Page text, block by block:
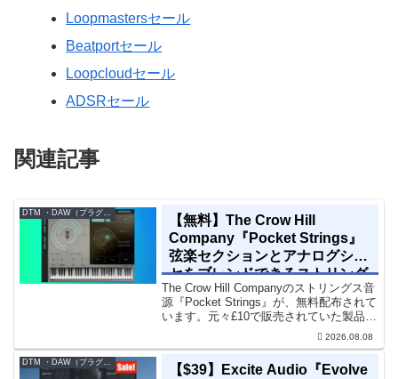
Loopmastersセール
Beatportセール
Loopcloudセール
ADSRセール
関連記事
DTM ・DAW（プラグイン、シンセなど）のセール情報
【無料】The Crow Hill
Company『Pocket Strings』
弦楽セクションとアナログシン
セをブレンドできるストリング
ス音源プラグイン
The Crow Hill Companyのストリングス音
源『Pocket Strings』が、無料配布されて
います。元々£10で販売されていた製品で
す。『Pocket Strings』についてPocket
2026.08.08
DTM ・DAW（プラグイン、シンセなど）のセール情報
【$39】Excite Audio『Evolve